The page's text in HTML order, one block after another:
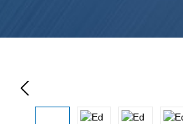
Resim galerisini atla